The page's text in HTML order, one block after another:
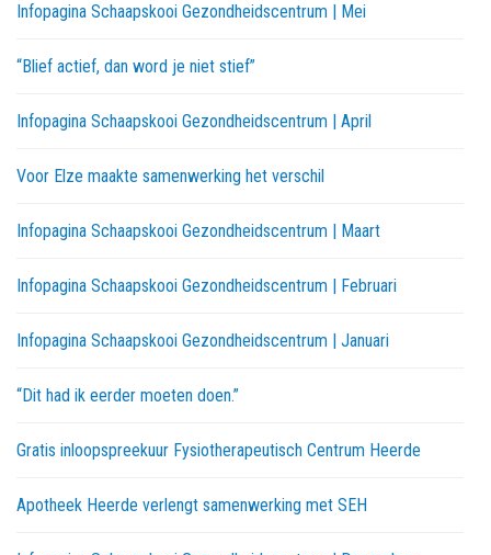
Infopagina Schaapskooi Gezondheidscentrum | Mei
“Blief actief, dan word je niet stief”
Infopagina Schaapskooi Gezondheidscentrum | April
Voor Elze maakte samenwerking het verschil
Infopagina Schaapskooi Gezondheidscentrum | Maart
Infopagina Schaapskooi Gezondheidscentrum | Februari
Infopagina Schaapskooi Gezondheidscentrum | Januari
“Dit had ik eerder moeten doen.”
Gratis inloopspreekuur Fysiotherapeutisch Centrum Heerde
Apotheek Heerde verlengt samenwerking met SEH